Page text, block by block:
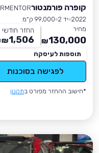
קופרה פורמנטור
2022 יד 2
99,000 ק״מ
מחיר
130,000
₪
החזר
1,506
₪
תוספות לעיסקה
לפגישה בסוכנות
*חישוב ההחזר מפורט בתקנון